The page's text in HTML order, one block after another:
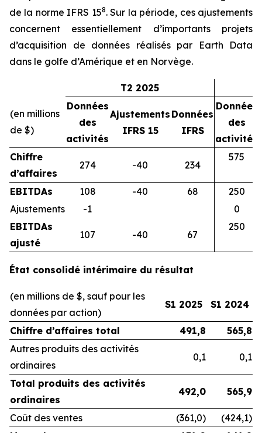
de la norme IFRS 158. Sur la période, ces ajustements
concernent essentiellement d’importants projets
d’acquisition de données réalisés par Earth Data
dans le golfe d’Amérique et en Norvège.
T2 2025
(en millions
de $)
Données
des
activités
Ajustements
IFRS 15
Données
IFRS
Données
des
activités
Chiffre
d’affaires
274 -40 234
575
EBITDAs 108 -40 68
250
Ajustements
-1
0
EBITDAs
ajusté
107 -40 67
250
État consolidé intérimaire du résultat
(en millions de $, sauf pour les
données par action)
S1 2025 S1 2024
Chiffre d’affaires total 491,8
565,8
Autres produits des activités
ordinaires
0,1 0,1
Total produits des activités
ordinaires
492,0 565,9
Coût des ventes (361,0)
(424,1)